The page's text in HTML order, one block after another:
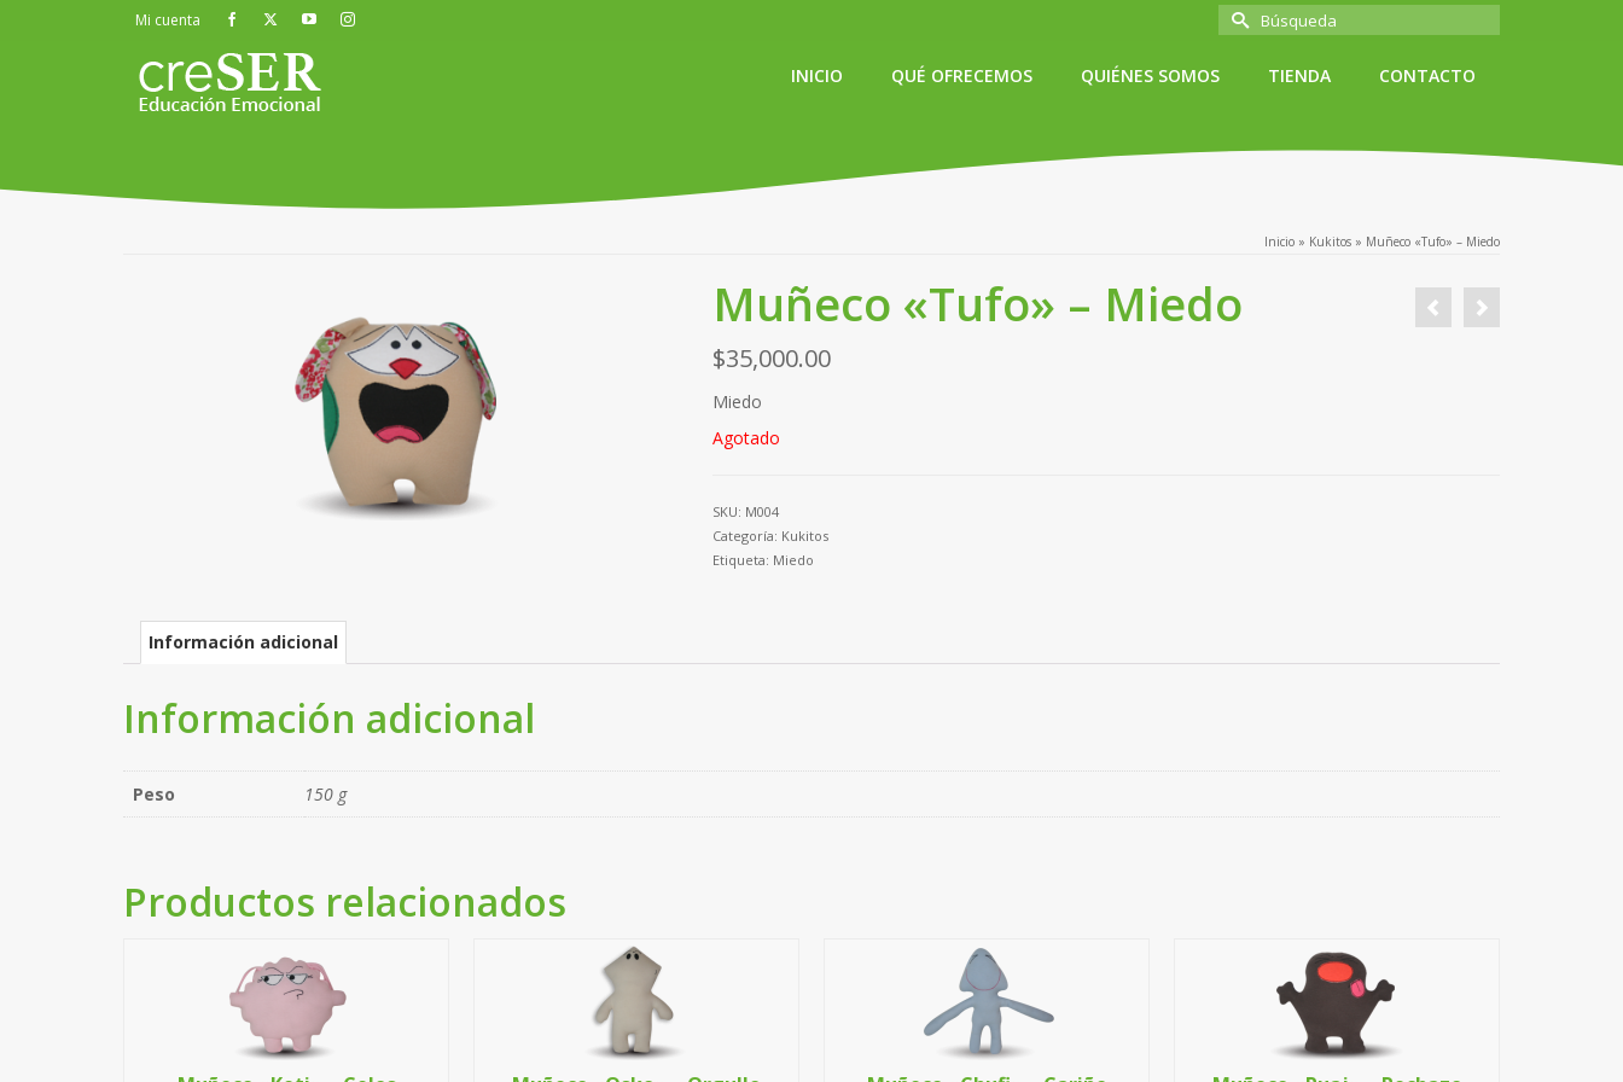
Mi cuenta
Buscar
por:
INICIO
QUÉ OFRECEMOS QUIÉNES SOMOS TIENDA CONTACTO
Inicio » Kukitos » Muñeco «Tufo» – Miedo
Muñeco «Tufo» – Miedo
$35,000.00
Miedo
Agotado
SKU: M004
Categoría: Kukitos
Etiqueta: Miedo
Información adicional
Información adicional
Peso 150 g
Productos relacionados